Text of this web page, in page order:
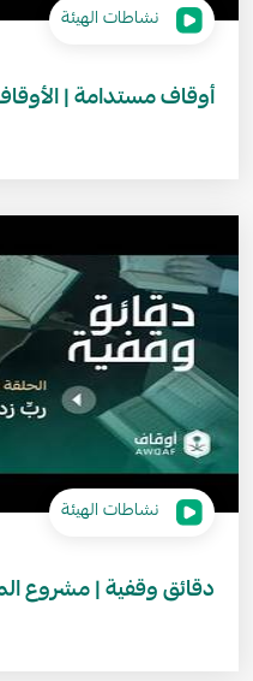
نشاطات الهيئة
أوقاف مستدامة | الأوقاف
نشاطات الهيئة
دقائق وقفية | مشروع